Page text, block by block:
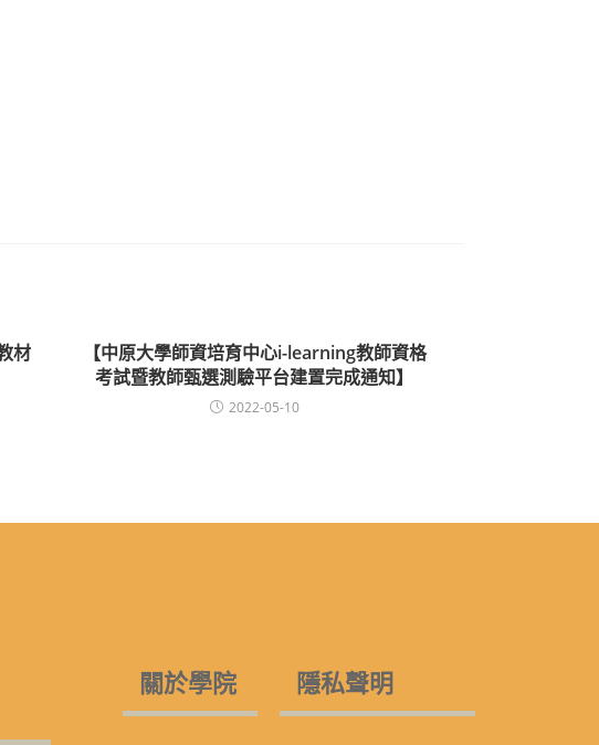
材
【中原大學師資培育中心i-learning教師資格
考試暨教師甄選測驗平台建置完成通知】
2022-05-10
關於學院 隱私聲明